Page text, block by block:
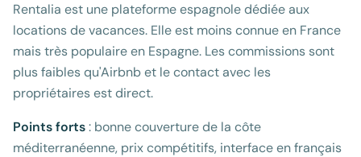
Rentalia est une plateforme espagnole dédiée aux
locations de vacances. Elle est moins connue en France
mais très populaire en Espagne. Les commissions sont
plus faibles qu'Airbnb et le contact avec les
propriétaires est direct.
Points forts: bonne couverture de la côte
méditerranéenne, prix compétitifs, interface en français